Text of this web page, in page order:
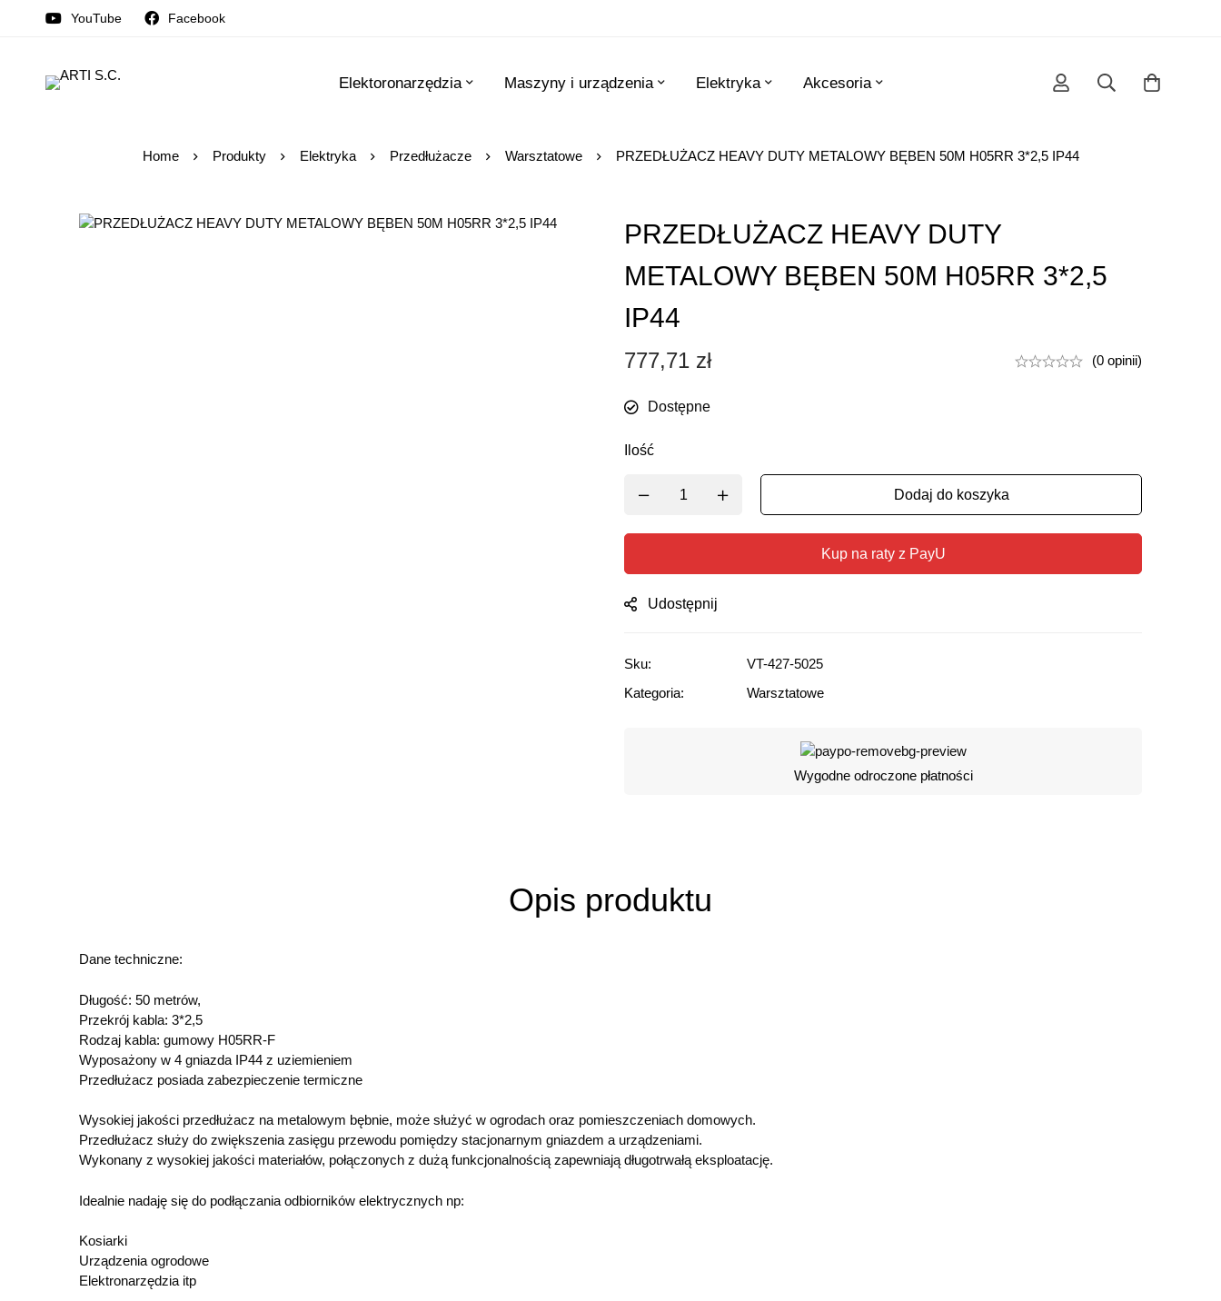
YouTube Facebook
Elektoronarzędzia Maszyny i urządzenia Elektryka Akcesoria
Home Produkty Elektryka Przedłużacze Warsztatowe PRZEDŁUŻACZ HEAVY DUTY METALOWY BĘBEN 50M H05RR 3*2,5 IP44
PRZEDŁUŻACZ HEAVY DUTY
METALOWY BĘBEN 50M H05RR 3*2,5
IP44
777,71 zł (0 opinii)
Dostępne
Ilość
Dodaj do koszyka
Kup na raty z PayU
Udostępnij
Sku:
VT-427-5025
Kategoria:
Warsztatowe
Wygodne odroczone płatności
Opis produktu
Dane techniczne:
Długość: 50 metrów,
Przekrój kabla: 3*2,5
Rodzaj kabla: gumowy H05RR-F
Wyposażony w 4 gniazda IP44 z uziemieniem
Przedłużacz posiada zabezpieczenie termiczne
Wysokiej jakości przedłużacz na metalowym bębnie, może służyć w ogrodach oraz pomieszczeniach domowych.
Przedłużacz służy do zwiększenia zasięgu przewodu pomiędzy stacjonarnym gniazdem a urządzeniami.
Wykonany z wysokiej jakości materiałów, połączonych z dużą funkcjonalnością zapewniają długotrwałą eksploatację.
Idealnie nadaję się do podłączania odbiorników elektrycznych np:
Kosiarki
Urządzenia ogrodowe
Elektronarzędzia itp